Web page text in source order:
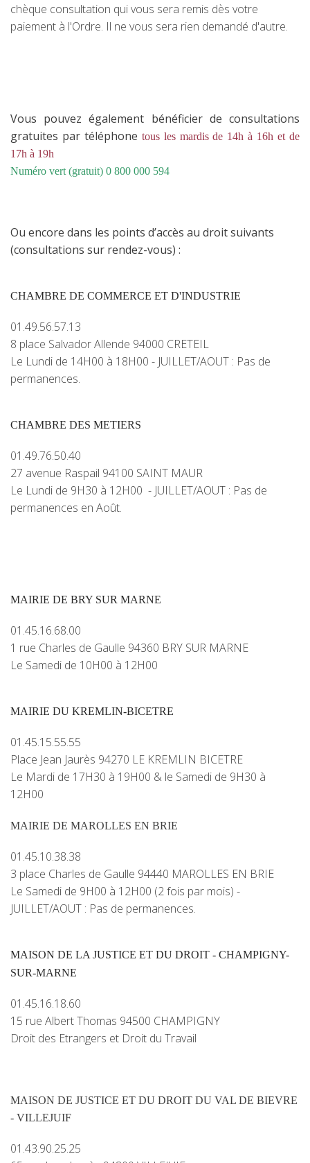
chèque consultation qui vous sera remis dès votre
paiement à l'Ordre. Il ne vous sera rien demandé d'autre.
Vous pouvez également bénéficier de consultations
gratuites par téléphone tous les mardis de 14h à 16h et de
17h à 19h
Numéro vert (gratuit) 0 800 000 594
Ou encore dans les points d’accès au droit suivants
(consultations sur rendez-vous) :
CHAMBRE DE COMMERCE ET D'INDUSTRIE
01.49.56.57.13
8 place Salvador Allende 94000 CRETEIL
Le Lundi de 14H00 à 18H00 - JUILLET/AOUT : Pas de
permanences.
CHAMBRE DES METIERS
01.49.76.50.40
27 avenue Raspail 94100 SAINT MAUR
Le Lundi de 9H30 à 12H00 - JUILLET/AOUT : Pas de
permanences en Août.
MAIRIE DE BRY SUR MARNE
01.45.16.68.00
1 rue Charles de Gaulle 94360 BRY SUR MARNE
Le Samedi de 10H00 à 12H00
MAIRIE DU KREMLIN-BICETRE
01.45.15.55.55
Place Jean Jaurès 94270 LE KREMLIN BICETRE
Le Mardi de 17H30 à 19H00 & le Samedi de 9H30 à
12H00
MAIRIE DE MAROLLES EN BRIE
01.45.10.38.38
3 place Charles de Gaulle 94440 MAROLLES EN BRIE
Le Samedi de 9H00 à 12H00 (2 fois par mois) -
JUILLET/AOUT : Pas de permanences.
MAISON DE LA JUSTICE ET DU DROIT - CHAMPIGNY-
SUR-MARNE
01.45.16.18.60
15 rue Albert Thomas 94500 CHAMPIGNY
Droit des Etrangers et Droit du Travail
MAISON DE JUSTICE ET DU DROIT DU VAL DE BIEVRE
- VILLEJUIF
01.43.90.25.25